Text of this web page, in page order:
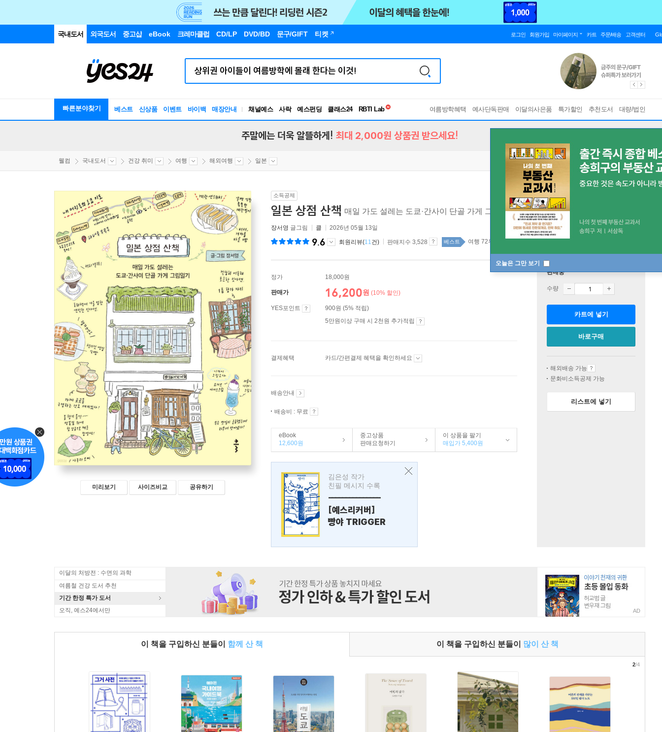
국내도서 외국도서 중고샵 eBook 크레마클럽 CD/LP DVD/BD 문구/GIFT 티켓 로그인 회원가입 마이페이지 카트 주문/배송 고객센터
빠른분야찾기 베스트 신상품 이벤트 바이백 매장안내 채널예스 사락 예스펀딩 클래스24
독서유형검사
여름방학혜택 예사단독판매 이달의사은품 특가할인 추천도서 대량/법인
오늘은 그만 보기
주말에는 더욱 알뜰하게! 최대 2,000원 상품권 받으세요!
웰컴 국내도서 건강 취미 여행 해외여행 일본
미리보기 사이즈비교 공유하기
소득공제
일본 상점 산책 매일 가도 설레는 도쿄·간사이 단골 가게 그림일기
장서영 글그림 클 2026년 05월 13일
9.6 회원리뷰(11건) 판매지수 3,528 베스트 여행 72위
정가 18,000원
판매가 16,200원 (10% 할인)
YES포인트
900원 (5% 적립)
5만원이상 구매 시 2천원 추가적립
결제혜택 카드/간편결제 혜택을 확인하세요
배송안내
배송비 : 무료
eBook
12,600원
중고상품
판매요청하기
이 상품을 팔기
매입가 5,400원
김은성 작가
친필 메시지 수록
---------------
[예스리커버]
빵야 TRIGGER
판매중
수량
카트에 넣기
바로구매
해외배송 가능
문화비소득공제 가능
리스트에 넣기
이달의 처방전 : 수면의 과학
여름철 건강 도서 추천
기간 한정 특가 도서
오직, 예스24에서만
AD
이 책을 구입하신 분들이 함께 산 책 이 책을 구입하신 분들이 많이 산 책
2/4